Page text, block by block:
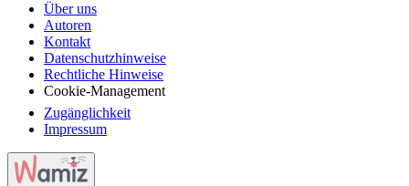
Über uns
Autoren
Kontakt
Datenschutzhinweise
Rechtliche Hinweise
Cookie-Management
Zugänglichkeit
Impressum